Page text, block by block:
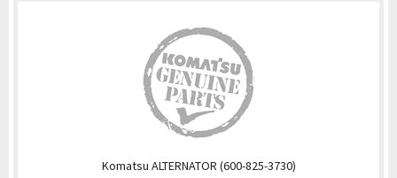
Komatsu ALTERNATOR (600-825-3730)